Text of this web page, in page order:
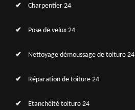
Charpentier 24
Pose de velux 24
Nettoyage démoussage de toiture 24
Réparation de toiture 24
Etanchéité toiture 24